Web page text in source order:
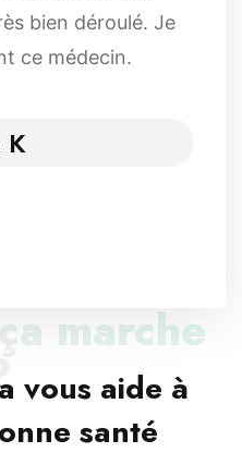
bien déroulé. Je
ce médecin.
K
marche
vous aide à
santé